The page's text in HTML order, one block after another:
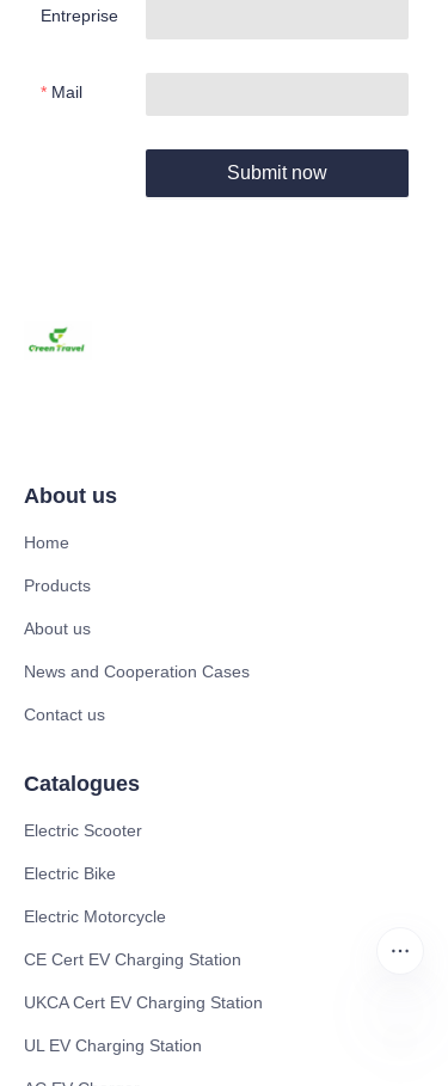
Entreprise
Mail
Submit now
About us
Home
Products
About us
News and Cooperation Cases
Contact us
Catalogues
Electric Scooter
Electric Bike
Electric Motorcycle
CE Cert EV Charging Station
UKCA Cert EV Charging Station
UL EV Charging Station